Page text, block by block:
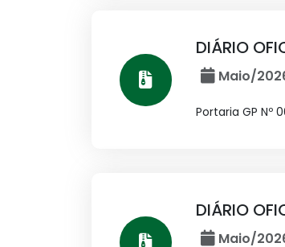
DIÁRIO
Maio/
Portaria GP Nº
DIÁRIO
Maio/